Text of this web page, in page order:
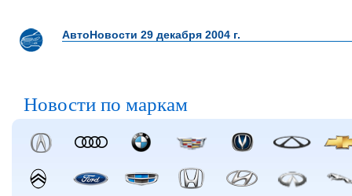
АвтоНовости 29 декабря 2004 г.
Новости по маркам